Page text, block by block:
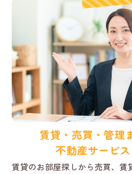
賃貸・売買・管理
不動産サービ
賃貸のお部屋探しから売買、賃